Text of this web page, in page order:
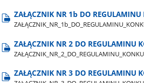
ZAŁĄCZNIK NR 1b DO REGULAMINU
ZAŁĄCZNIK NR 2 DO REGULAMINU
ZAŁĄCZNIK NR 3 DO REGULAMINU